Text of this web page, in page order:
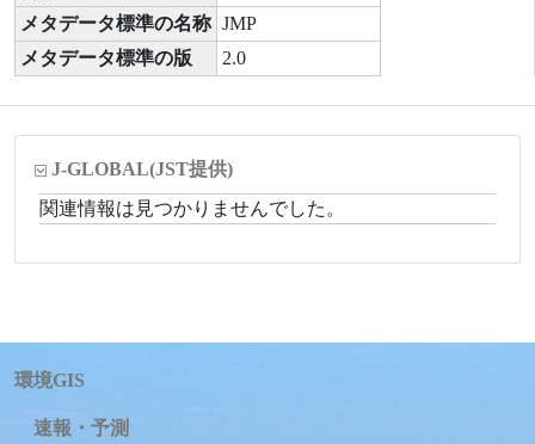
メタデータ標準の名称 JMP
メタデータ標準の版
2.0
J-GLOBAL(JST提供)
関連情報は見つかりませんでした。
環境GIS
速報・予測